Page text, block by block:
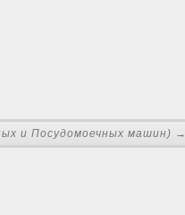
и Посудомоечных машин) →